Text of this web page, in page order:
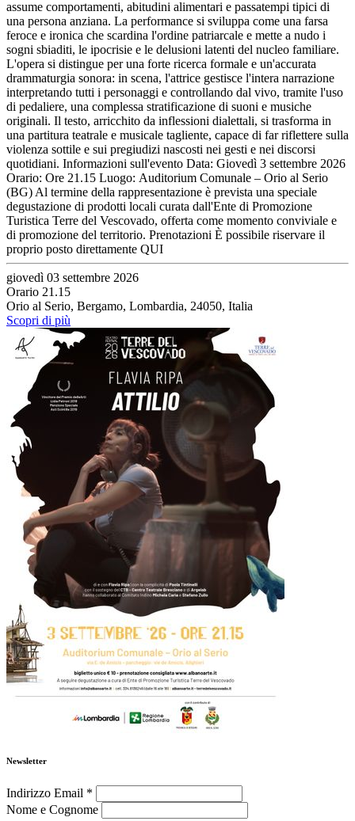
assume comportamenti, abitudini alimentari e passatempi tipici di
una persona anziana. La performance si sviluppa come una farsa
feroce e ironica che scardina l'ordine patriarcale e mette a nudo i
sogni sbiaditi, le ipocrisie e le delusioni latenti del nucleo familiare.
L'opera si distingue per una forte ricerca formale e un'accurata
drammaturgia sonora: in scena, l'attrice gestisce l'intera narrazione
interpretando tutti i personaggi e controllando dal vivo, tramite l'uso
di pedaliere, una complessa stratificazione di suoni e musiche
originali. Il testo, arricchito da inflessioni dialettali, si trasforma in
una partitura teatrale e musicale tagliente, capace di far riflettere sulla
violenza sottile e sui pregiudizi nascosti nei gesti e nei discorsi
quotidiani. Informazioni sull'evento Data: Giovedì 3 settembre 2026
Orario: Ore 21.15 Luogo: Auditorium Comunale – Orio al Serio
(BG) Al termine della rappresentazione è prevista una speciale
degustazione di prodotti locali curata dall'Ente di Promozione
Turistica Terre del Vescovado, offerta come momento conviviale e
di promozione del territorio. Prenotazioni È possibile riservare il
proprio posto direttamente QUI
giovedì 03 settembre 2026
Orario 21.15
Orio al Serio, Bergamo, Lombardia, 24050, Italia
Scopri di più
Newsletter
Indirizzo Email *
Nome e Cognome